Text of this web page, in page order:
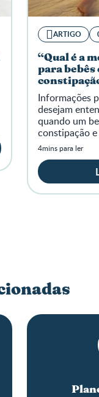
ARTIGO
“Qual é a
para bebês
frequente
Informações
desejam
quando um
constipação
orientação
4mins para ler